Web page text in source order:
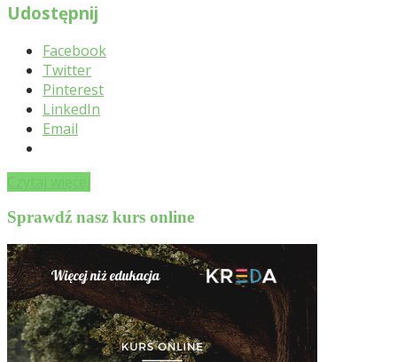
Udostępnij
Facebook
Twitter
Pinterest
LinkedIn
Email
Sprawdź nasz kurs online